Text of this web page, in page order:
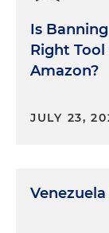
Is
Right
Amazon?
JULY 23,